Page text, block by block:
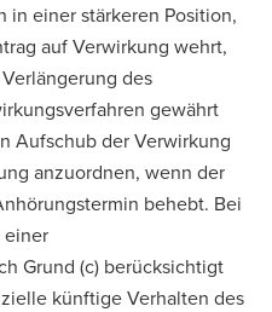
in einer stärkeren Position,
auf Verwirkung wehrt,
des
gewährt
Aufschub der Verwirkung
anzuordnen, wenn der
behebt. Bei
einer
Grund (c) berücksichtigt
künftige Verhalten des